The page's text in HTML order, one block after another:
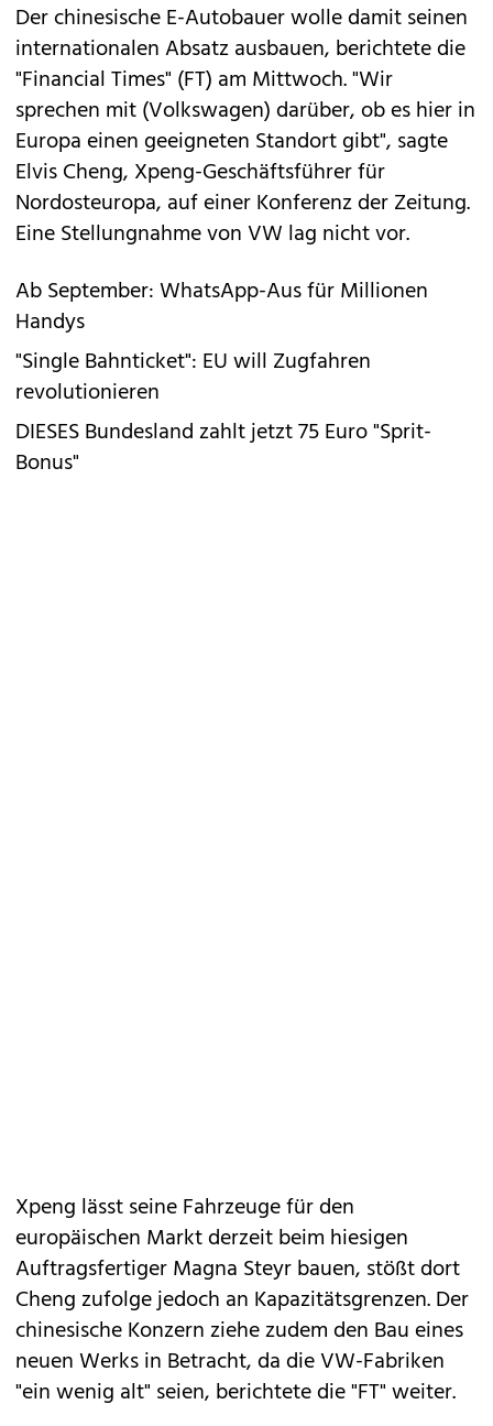
Der chinesische E-Autobauer wolle damit seinen
internationalen Absatz ausbauen, berichtete die
"Financial Times" (FT) am Mittwoch. "Wir
sprechen mit (Volkswagen) darüber, ob es hier in
Europa einen geeigneten Standort gibt", sagte
Elvis Cheng, Xpeng-Geschäftsführer für
Nordosteuropa, auf einer Konferenz der Zeitung.
Eine Stellungnahme von VW lag nicht vor.
Ab September: WhatsApp-Aus für Millionen
Handys
"Single Bahnticket": EU will Zugfahren
revolutionieren
DIESES Bundesland zahlt jetzt 75 Euro "Sprit-
Bonus"
Xpeng lässt seine Fahrzeuge für den
europäischen Markt derzeit beim hiesigen
Auftragsfertiger Magna Steyr bauen, stößt dort
Cheng zufolge jedoch an Kapazitätsgrenzen. Der
chinesische Konzern ziehe zudem den Bau eines
neuen Werks in Betracht, da die VW-Fabriken
"ein wenig alt" seien, berichtete die "FT" weiter.